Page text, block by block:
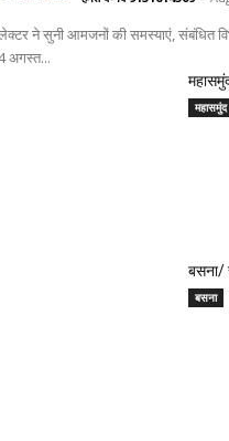
ने सुनी आमजनों की समस्याएं, संबंधित
अगस्त...
महासमुंद
बसना/
बसना